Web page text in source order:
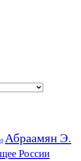
Абраамян Э.
России